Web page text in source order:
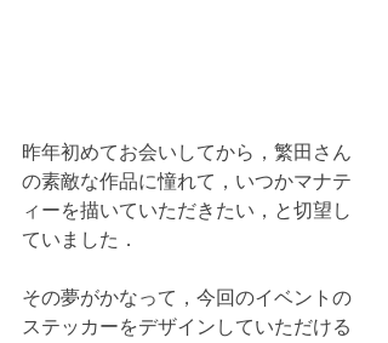
昨年初めてお会いしてから，繁田さん
の素敵な作品に憧れて，いつかマナテ
ィーを描いていただきたい，と切望し
ていました．
その夢がかなって，今回のイベントの
ステッカーをデザインしていただける